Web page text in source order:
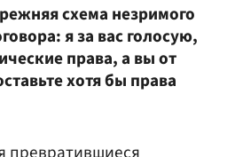
схема незримого
я за вас голосую,
права, а вы от
хотя бы права